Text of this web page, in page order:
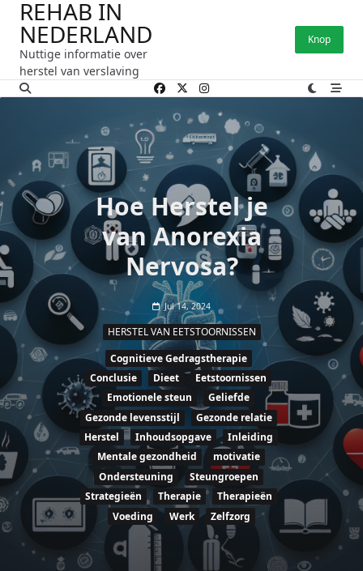
naar
inhoud
REHAB IN
NEDERLAND
Nuttige informatie over
herstel van verslaving
Knop
Hoe Herstel je
van Anorexia
Nervosa?
Jul 14, 2024
HERSTEL VAN EETSTOORNISSEN
Cognitieve Gedragstherapie
Conclusie
Dieet
Eetstoornissen
Emotionele steun
Geliefde
Gezonde levensstijl
Gezonde relatie
Herstel
Inhoudsopgave
Inleiding
Mentale gezondheid
motivatie
Ondersteuning
Steungroepen
Strategieën
Therapie
Therapieën
Voeding
Werk Zelfzorg